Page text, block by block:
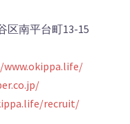
区南平台町13-15
recruit/